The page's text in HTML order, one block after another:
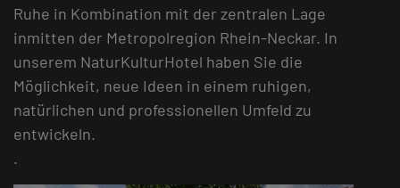
Ruhe in Kombination mit der zentralen Lage
inmitten der Metropolregion Rhein-Neckar. In
unserem NaturKulturHotel haben Sie die
Möglichkeit, neue Ideen in einem ruhigen,
natürlichen und professionellen Umfeld zu
entwickeln.
.